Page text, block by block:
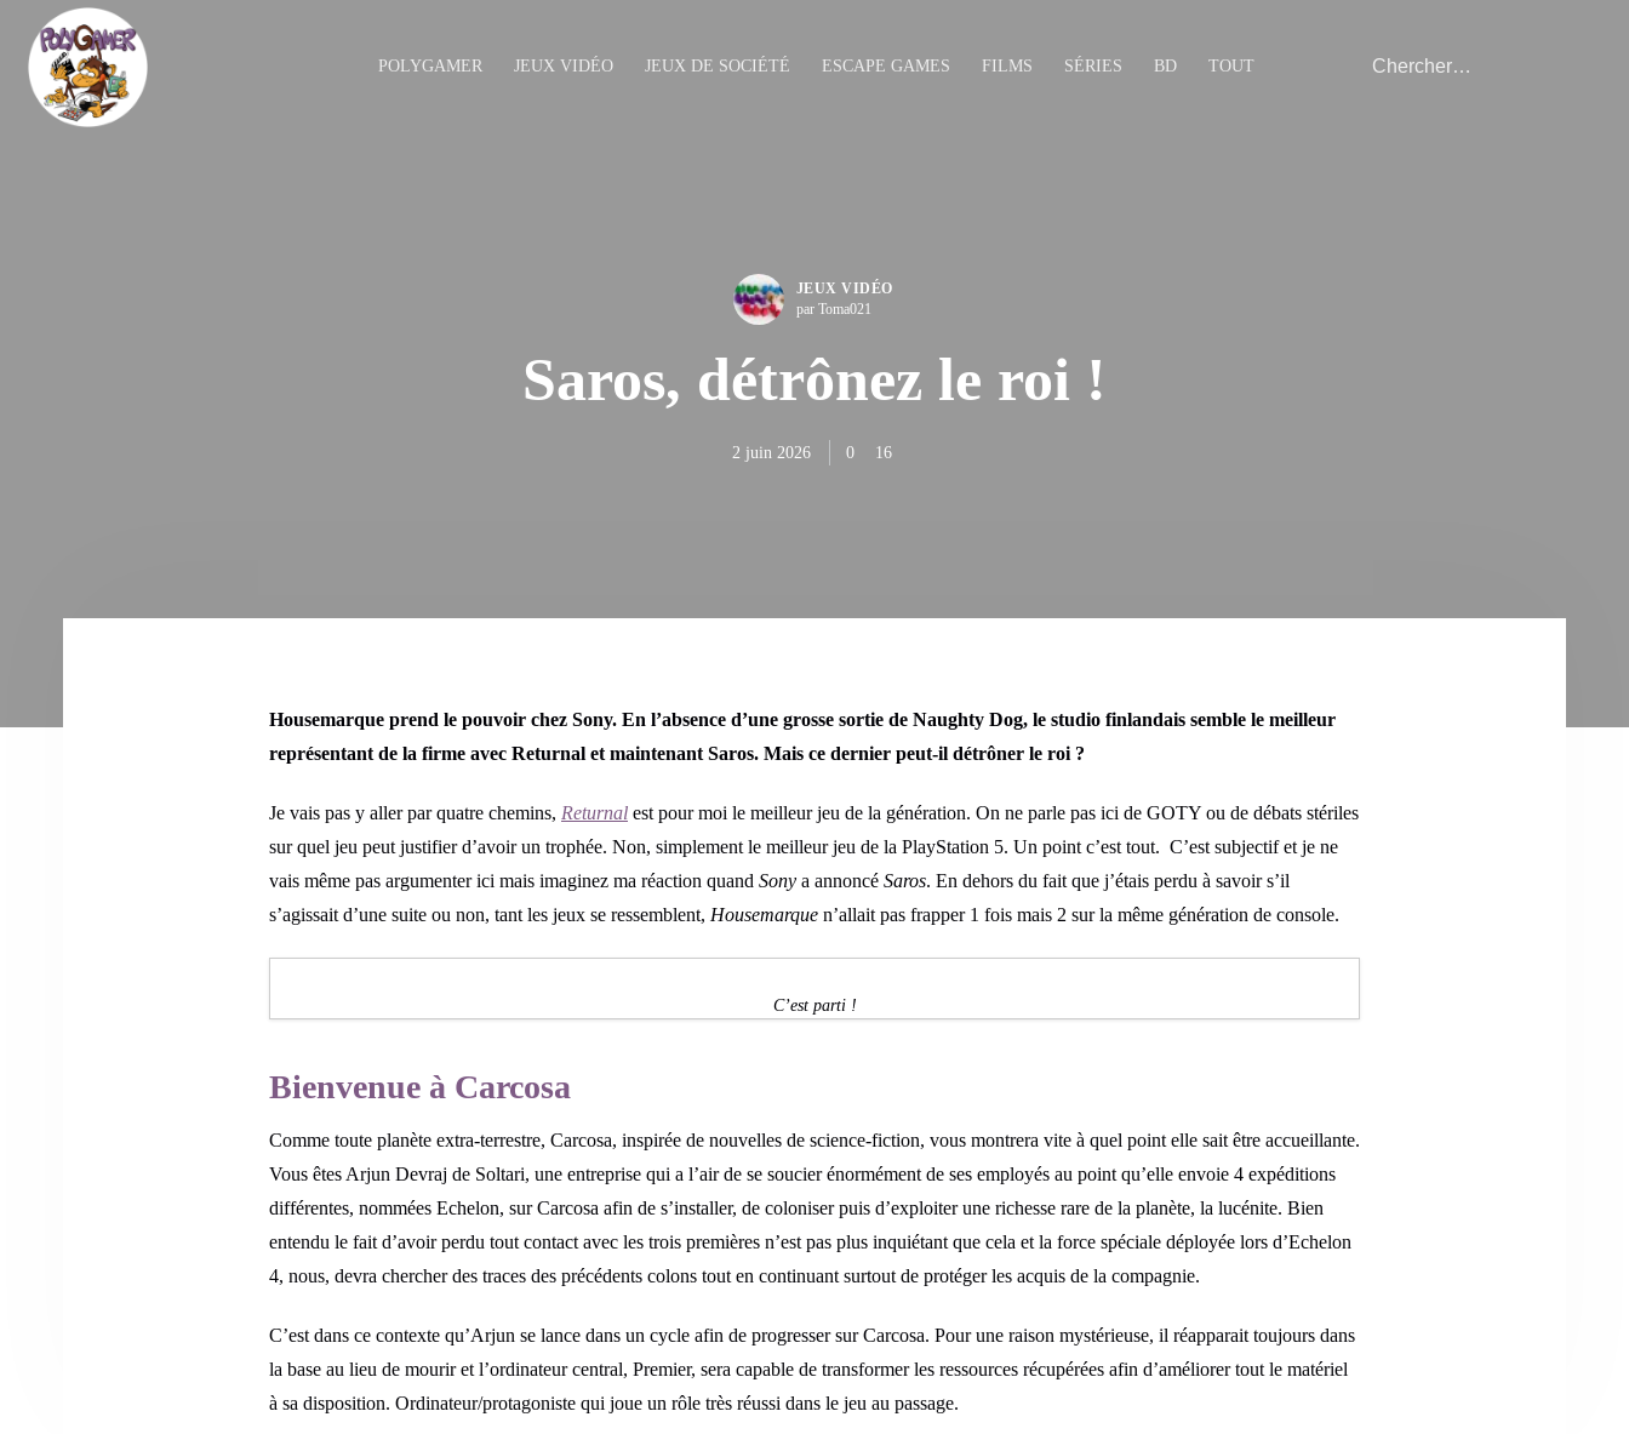
POLYGAMER JEUX VIDÉO JEUX DE SOCIÉTÉ ESCAPE GAMES FILMS SÉRIES BD TOUT
JEUX VIDÉO
par Toma021
Saros, détrônez le roi !
2 juin 2026 0 16
Housemarque prend le pouvoir chez Sony. En l’absence d’une grosse sortie de Naughty Dog, le studio finlandais semble le meilleur
représentant de la firme avec Returnal et maintenant Saros. Mais ce dernier peut-il détrôner le roi ?
Je vais pas y aller par quatre chemins, Returnal est pour moi le meilleur jeu de la génération. On ne parle pas ici de GOTY ou de débats stériles
sur quel jeu peut justifier d’avoir un trophée. Non, simplement le meilleur jeu de la PlayStation 5. Un point c’est tout. C’est subjectif et je ne
vais même pas argumenter ici mais imaginez ma réaction quand Sony a annoncé Saros. En dehors du fait que j’étais perdu à savoir s’il
s’agissait d’une suite ou non, tant les jeux se ressemblent, Housemarque n’allait pas frapper 1 fois mais 2 sur la même génération de console.
C’est parti !
Bienvenue à Carcosa
Comme toute planète extra-terrestre, Carcosa, inspirée de nouvelles de science-fiction, vous montrera vite à quel point elle sait être accueillante.
Vous êtes Arjun Devraj de Soltari, une entreprise qui a l’air de se soucier énormément de ses employés au point qu’elle envoie 4 expéditions
différentes, nommées Echelon, sur Carcosa afin de s’installer, de coloniser puis d’exploiter une richesse rare de la planète, la lucénite. Bien
entendu le fait d’avoir perdu tout contact avec les trois premières n’est pas plus inquiétant que cela et la force spéciale déployée lors d’Echelon
4, nous, devra chercher des traces des précédents colons tout en continuant surtout de protéger les acquis de la compagnie.
C’est dans ce contexte qu’Arjun se lance dans un cycle afin de progresser sur Carcosa. Pour une raison mystérieuse, il réapparait toujours dans
la base au lieu de mourir et l’ordinateur central, Premier, sera capable de transformer les ressources récupérées afin d’améliorer tout le matériel
à sa disposition. Ordinateur/protagoniste qui joue un rôle très réussi dans le jeu au passage.